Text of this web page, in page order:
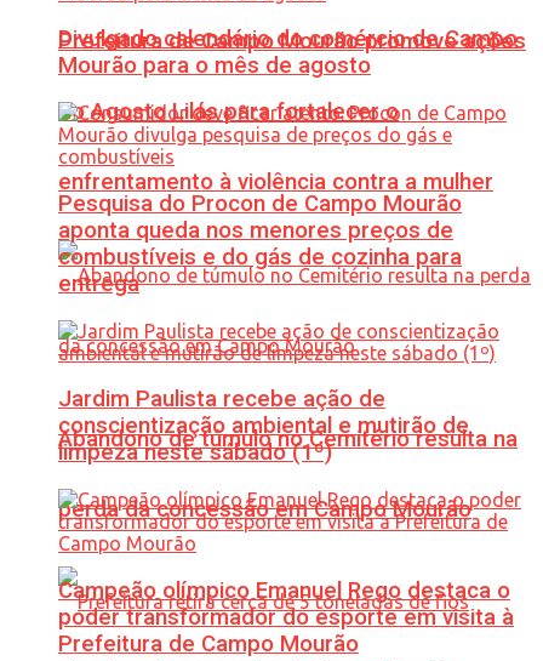
Prefeitura de Campo Mourão promove ações
do Agosto Lilás para fortalecer o
enfrentamento à violência contra a mulher
Abandono de túmulo no Cemitério resulta na
perda da concessão em Campo Mourão
Divulgado calendário do comércio de Campo
Mourão para o mês de agosto
Pesquisa do Procon de Campo Mourão
aponta queda nos menores preços de
combustíveis e do gás de cozinha para
entrega
Jardim Paulista recebe ação de
conscientização ambiental e mutirão de
limpeza neste sábado (1º)
Campeão olímpico Emanuel Rego destaca o
poder transformador do esporte em visita à
Prefeitura de Campo Mourão